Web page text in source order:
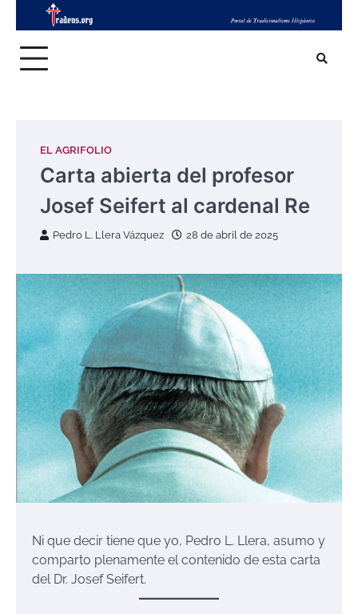
content
EL AGRIFOLIO
Carta abierta del profesor
Josef Seifert al cardenal Re
Pedro L. Llera Vázquez 28 de abril de 2025
Ni que decir tiene que yo, Pedro L. Llera, asumo y
comparto plenamente el contenido de esta carta
del Dr. Josef Seifert.